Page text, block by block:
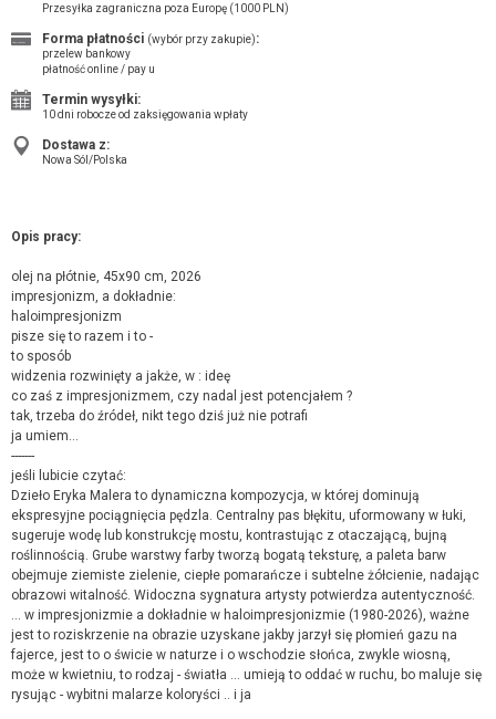
Przesyłka zagraniczna poza Europę (1000 PLN)
Forma płatności (wybór przy zakupie):
przelew bankowy
płatność online / pay u
Termin wysyłki:
10 dni robocze od zaksięgowania wpłaty
Dostawa z:
Nowa Sól/Polska
Opis pracy:
olej na płótnie, 45x90 cm, 2026
impresjonizm, a dokładnie:
haloimpresjonizm
pisze się to razem i to -
to sposób
widzenia rozwinięty a jakże, w : ideę
co zaś z impresjonizmem, czy nadal jest potencjałem ?
tak, trzeba do źródeł, nikt tego dziś już nie potrafi
ja umiem...
-------
jeśli lubicie czytać:
Dzieło Eryka Malera to dynamiczna kompozycja, w której dominują
ekspresyjne pociągnięcia pędzla. Centralny pas błękitu, uformowany w łuki,
sugeruje wodę lub konstrukcję mostu, kontrastując z otaczającą, bujną
roślinnością. Grube warstwy farby tworzą bogatą teksturę, a paleta barw
obejmuje ziemiste zielenie, ciepłe pomarańcze i subtelne żółcienie, nadając
obrazowi witalność. Widoczna sygnatura artysty potwierdza autentyczność.
... w impresjonizmie a dokładnie w haloimpresjonizmie (1980-2026), ważne
jest to roziskrzenie na obrazie uzyskane jakby jarzył się płomień gazu na
fajerce, jest to o świcie w naturze i o wschodzie słońca, zwykle wiosną,
może w kwietniu, to rodzaj - światła ... umieją to oddać w ruchu, bo maluje się
rysując - wybitni malarze koloryści .. i ja